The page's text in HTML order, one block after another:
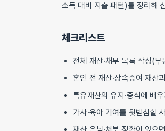
소득 대비 지출 패턴)를 정리해
체크리스트
전체 재산·채무 목록 작성(부
혼인 전 재산·상속증여 재산
특유재산의 유지·증식에 배
가사·육아 기여를 뒷받침할